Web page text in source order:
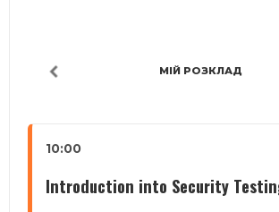
МІЙ РОЗКЛАД
10:00
Introduction into Security